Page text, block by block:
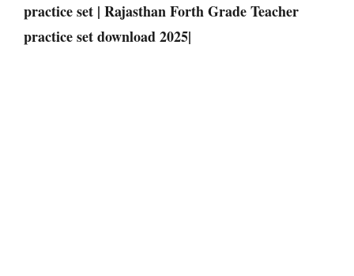
practice set | Rajasthan Forth Grade Teacher
practice set download 2025|